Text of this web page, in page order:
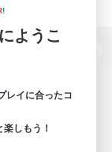
購入
!
ようこ
レイに合ったコ
しもう！